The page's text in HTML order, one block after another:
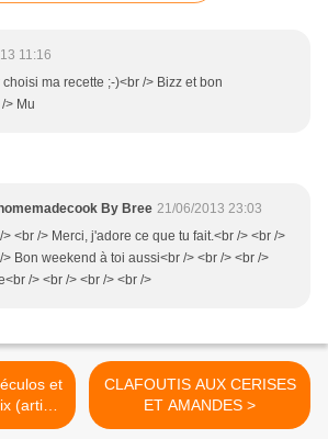
11:16
choisi ma recette ;-)<br /> Bizz et bon
> Mu
By Bree 21/06/2013 23:03
> <br /> Merci, j'adore ce que tu fait.<br /> <br />
> Bon weekend à toi aussi<br /> <br /> <br />
/> <br /> <br /> <br />
(article
CLAFOUTIS AUX CERISES
ET AMANDES >